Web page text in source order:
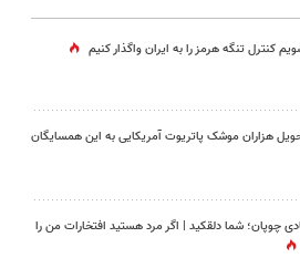
کنترل تنگه هرمز را به ایران واگذار کنیم
هزاران موشک پاتریوت آمریکایی به این همسایگان
چوپان؛‌ شما دلقکید | اگر مرد هستید افتخارات من را